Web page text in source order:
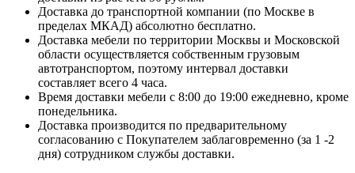
Доставка до транспортной компании (по Москве в
пределах МКАД) абсолютно бесплатно.
Доставка мебели по территории Москвы и Московской
области осуществляется собственным грузовым
автотранспортом, поэтому интервал доставки
составляет всего 4 часа.
Время доставки мебели с 8:00 до 19:00 ежедневно, кроме
понедельника.
Доставка производится по предварительному
согласованию с Покупателем заблаговременно (за 1 -2
дня) сотрудником службы доставки.